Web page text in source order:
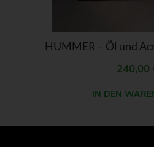
HUMMER – Öl und
240,00
IN DEN